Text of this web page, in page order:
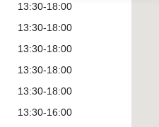
13:30-18:00
13:30-18:00
13:30-18:00
13:30-18:00
13:30-18:00
13:30-16:00